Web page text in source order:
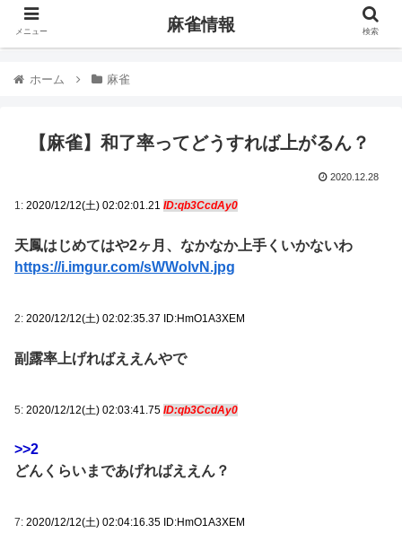
ホーム 麻雀
【麻雀】和了率ってどうすれば上がるん？
2020.12.28
1: 2020/12/12(土) 02:02:01.21 ID:qb3CcdAy0
天鳳はじめてはや2ヶ月、なかなか上手くいかないわ
https://i.imgur.com/sWWolvN.jpg
2: 2020/12/12(土) 02:02:35.37 ID:HmO1A3XEM
副露率上げればええんやで
5: 2020/12/12(土) 02:03:41.75 ID:qb3CcdAy0
>>2
どんくらいまであげればええん？
7: 2020/12/12(土) 02:04:16.35 ID:HmO1A3XEM
メニュー 麻雀情報 検索